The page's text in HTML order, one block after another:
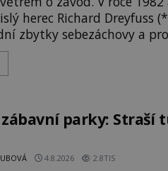
herec Richard Dreyfuss
zbytky sebezáchovy a
svém mercedesu jako
katastrofou, když to
se slavnému
parky: Straší
4.8.2026 2.8TIS